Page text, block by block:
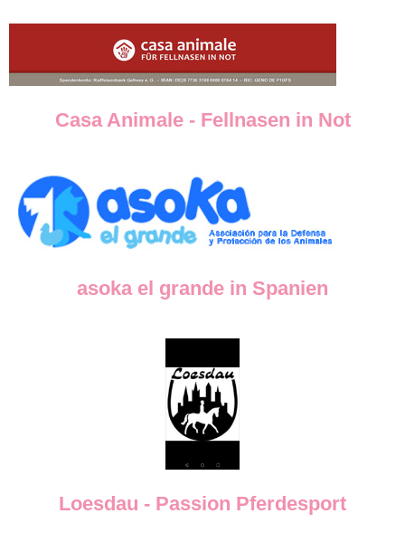
Casa Animale - Fellnasen in Not
asoka el grande in Spanien
Loesdau - Passion Pferdesport